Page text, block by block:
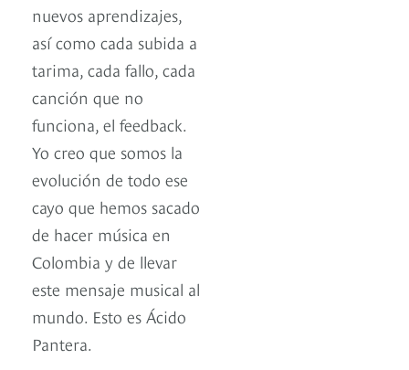
nuevos aprendizajes,
así como cada subida a
tarima, cada fallo, cada
canción que no
funciona, el feedback.
Yo creo que somos la
evolución de todo ese
cayo que hemos sacado
de hacer música en
Colombia y de llevar
este mensaje musical al
mundo. Esto es Ácido
Pantera.